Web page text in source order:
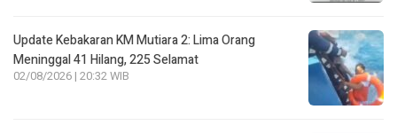
Update Kebakaran KM Mutiara 2: Lima Orang
Meninggal 41 Hilang, 225 Selamat
02/08/2026 | 20:32 WIB